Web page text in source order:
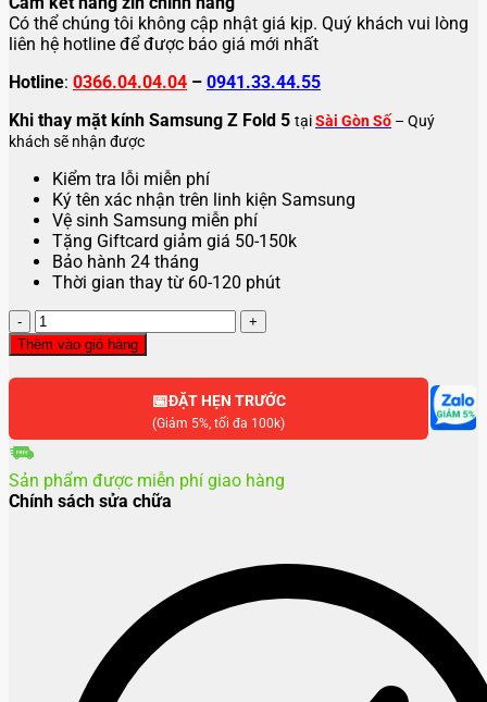
Có thể chúng tôi không cập nhật giá kịp. Quý khách vui lòng
liên hệ hotline để được báo giá mới nhất
Hotline: 0366.04.04.04 – 0941.33.44.55
Khi thay mặt kính Samsung Z Fold 5 tạiSài Gòn Số – Quý
khách sẽ nhận được
Kiểm tra lỗi miễn phí
Ký tên xác nhận trên linh kiện Samsung
Vệ sinh Samsung miễn phí
Tặng Giftcard giảm giá 50-150k
Bảo hành 24 tháng
Thời gian thay từ 60-120 phút
Thay
mặt
kính
Samsung
5
lượng
Thêm vào giỏ hàng
📅ĐẶT HẸN TRƯỚC
(Giảm 5%, tối đa 100k)
Sản phẩm được miễn phí giao hàng
Chính sách sửa chữa